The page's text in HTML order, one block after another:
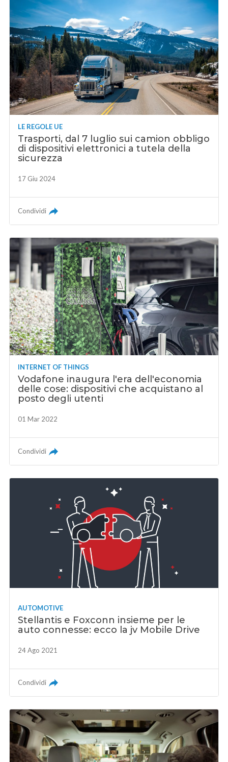
LE REGOLE UE
Trasporti, dal 7 luglio sui camion obbligo
di dispositivi elettronici a tutela della
sicurezza
17 Giu 2024
Condividi
INTERNET OF THINGS
Vodafone inaugura l'era dell'economia
delle cose: dispositivi che acquistano al
posto degli utenti
01 Mar 2022
Condividi
AUTOMOTIVE
Stellantis e Foxconn insieme per le
auto connesse: ecco la jv Mobile Drive
24 Ago 2021
Condividi